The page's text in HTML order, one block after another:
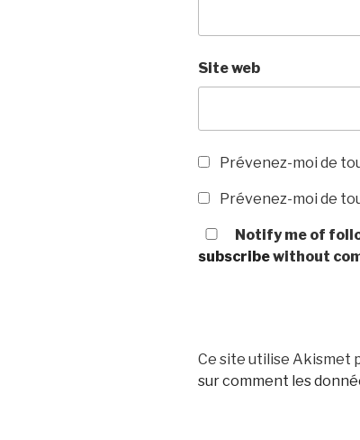
Site web
Prévenez-moi de
Prévenez-moi de
Notify me of
subscribewithout
Ce site utilise Akismet
sur comment les